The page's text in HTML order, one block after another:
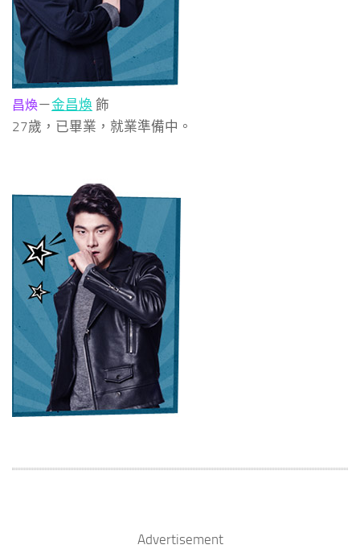
昌煥－金昌煥 飾
27歲，已畢業，就業準備中。
Advertisement